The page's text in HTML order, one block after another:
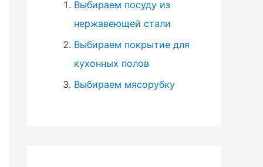
Выбираем посуду из
нержавеющей стали
Выбираем покрытие для
кухонных полов
Выбираем мясорубку